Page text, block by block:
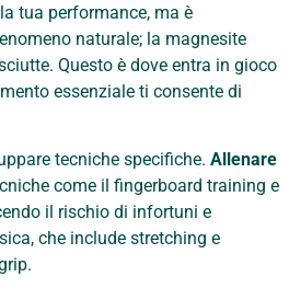
tua performance, ma è
naturale; la magnesite
Questo è dove entra in gioco
essenziale ti consente di
tecniche specifiche. Allenare
come il fingerboard training e
il rischio di infortuni e
che include stretching e